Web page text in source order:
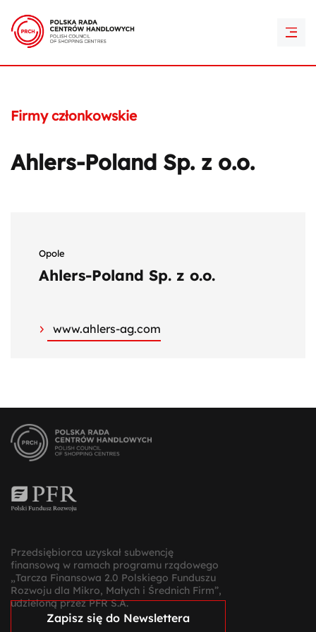
Firmy członkowskie
Ahlers-Poland Sp. z o.o.
Opole
Ahlers-Poland Sp. z o.o.
www.ahlers-ag.com
Przedsiębiorca uzyskał subwencję
finansową w ramach programu rządowego
„Tarcza Finansowa 2.0 Polskiego Funduszu
Rozwoju dla Mikro, Małych i Średnich Firm”,
udzieloną przez PFR S.A.
Zapisz się do Newslettera